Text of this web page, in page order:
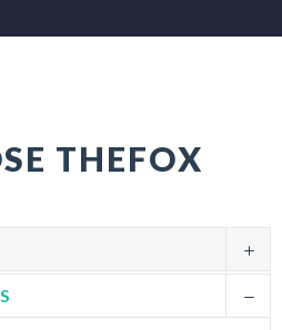
THEFOX